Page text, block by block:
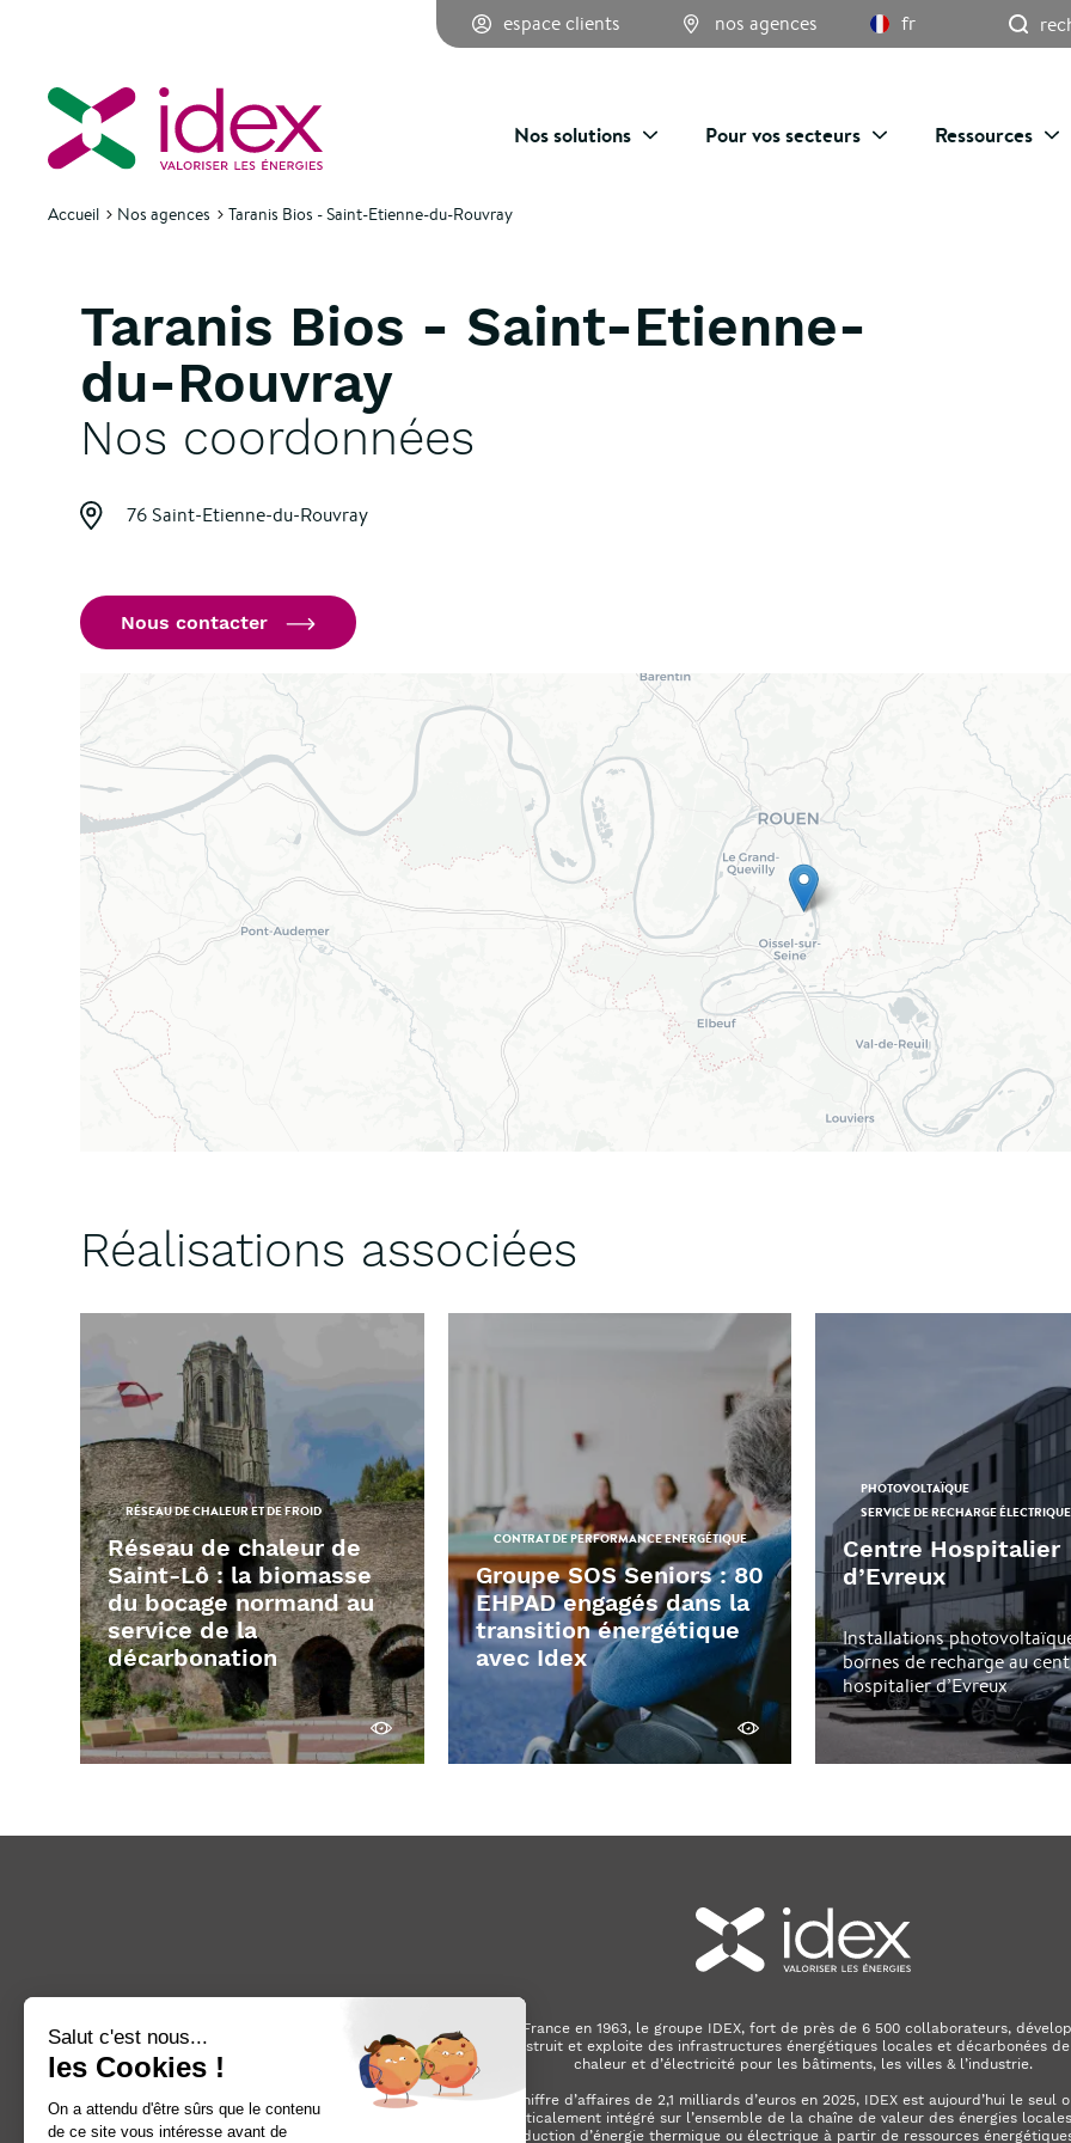
espace clients nos agences fr
Nos solutions Pour vos secteurs Ressources
Accueil Nos agences Taranis Bios - Saint-Etienne-du-Rouvray
Taranis Bios - Saint-Etienne-
du-Rouvray
Nos coordonnées
76 Saint-Etienne-du-Rouvray
Nous contacter
Réalisations associées
RÉSEAU DE CHALEUR ET DE FROID
Réseau de chaleur de
Saint-Lô : la biomasse
du bocage normand au
service de la
décarbonation
Découvrir
CONTRAT DE PERFORMANCE ENERGÉTIQUE
Groupe SOS Seniors : 80
EHPAD engagés dans la
transition énergétique
avec Idex
Découvrir
PHOTOVOLTAÏQUE
SERVICE DE RECHARGE ÉLECTRIQUE
Centre Hospitalier
d’Evreux
Installations
bornes de recharge au
hospitalier d’Evreux
Fondé en France en 1963, le groupe IDEX, fort de près de 6 500 collaborateurs,
finance, construit et exploite des infrastructures énergétiques locales et décarbonées
chaleur et d’électricité pour les bâtiments, les villes & l’industrie.
Avec un chiffre d’affaires de 2,1 milliards d’euros en 2025, IDEX est aujourd’hui le seul
marché verticalement intégré sur l’ensemble de la chaîne de valeur des énergies
de la production d’énergie thermique ou électrique à partir de ressources